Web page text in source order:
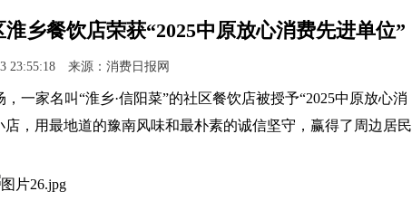
乡餐饮店荣获“2025中原放心消费先进单位”
23:55:18 来源：消费日报网
一家名叫“淮乡·信阳菜”的社区餐饮店被授予“2025中原放心消
，用最地道的豫南风味和最朴素的诚信坚守，赢得了周边居民